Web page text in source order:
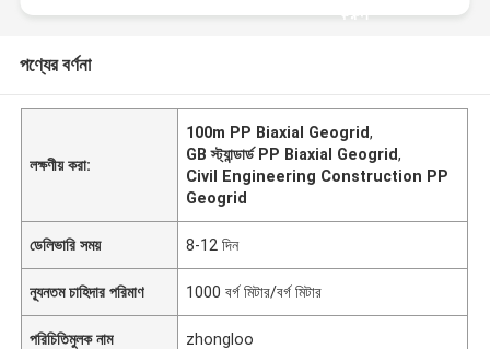
করুন
পণ্যের বর্ণনা
লক্ষণীয় করা:
100m PP Biaxial Geogrid,
GB স্ট্যান্ডার্ড PP Biaxial Geogrid,
Civil Engineering Construction PP
Geogrid
ডেলিভারি সময় 8-12 দিন
ন্যূনতম চাহিদার পরিমাণ 1000 বর্গ মিটার/বর্গ মিটার
পরিচিতিমুলক নাম zhongloo